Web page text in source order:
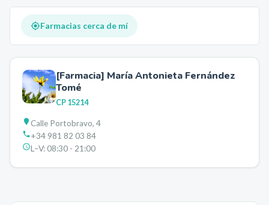
Farmacias cerca de mí
[Farmacia] María Antonieta Fernández
Tomé
CP 15214
Calle Portobravo, 4
+34 981 82 03 84
L–V:08:30 - 21:00